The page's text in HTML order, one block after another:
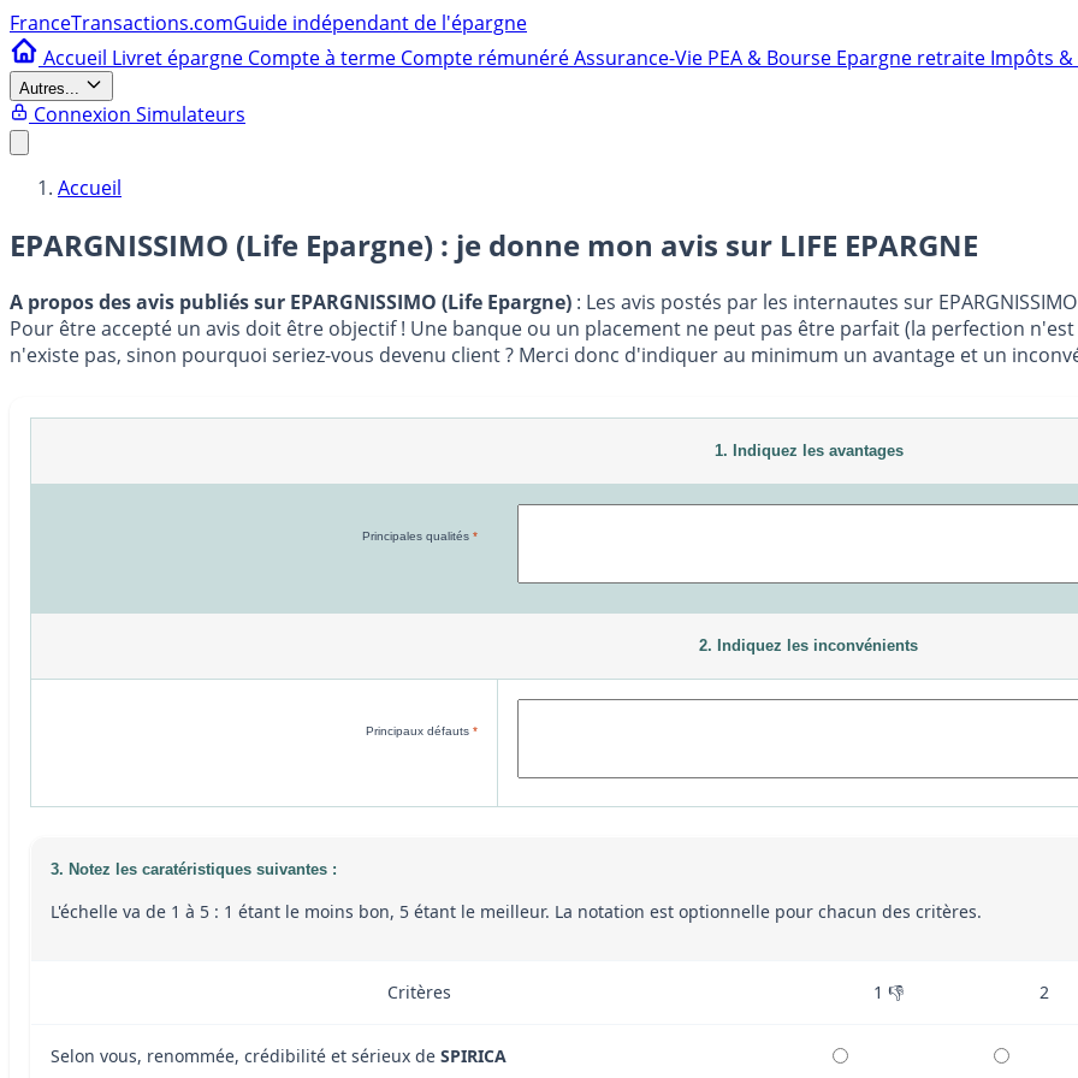
FranceTransactions.comGuide indépendant de l'épargne
Accueil Livret épargne Compte à terme Compte rémunéréAssurance-Vie PEA & Bourse Epargne retraite Impôts &
Autres...
Connexion Simulateurs
Accueil
EPARGNISSIMO (Life Epargne) : je donne mon avis sur LIFE EPARGNE
A propos des avis publiés sur EPARGNISSIMO (Life Epargne) : Les avis postés par les internautes sur
Pour être accepté un avis doit être objectif ! Une banque ou un placement ne peut pas être parfait (la perfection
n'existe pas, sinon pourquoi seriez-vous devenu client ? Merci donc d'indiquer au minimum un avantage et un
1. Indiquez les avantages
Principales qualités *
2. Indiquez les inconvénients
Principaux défauts *
3. Notez les caratéristiques suivantes :
L'échelle va de 1 à 5 : 1 étant le moins bon, 5 étant le meilleur. La notation est optionnelle pour chacun des critères.
Critères 1 👎 2
Selon vous, renommée, crédibilité et sérieux de SPIRICA